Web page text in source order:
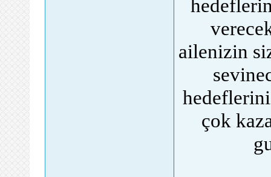
ailenizin
çok